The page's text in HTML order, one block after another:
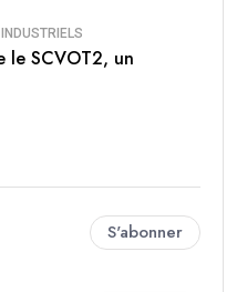
le SCVOT2, un
S'abonner